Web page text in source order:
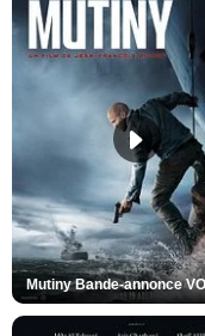
Mutiny Bande-annonce